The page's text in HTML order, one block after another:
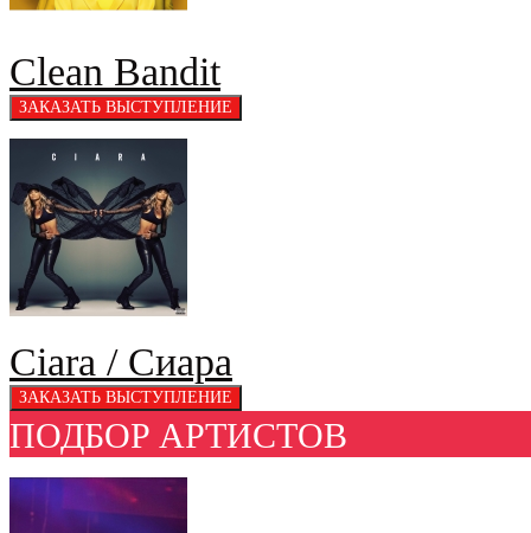
Clean Bandit
Ciara / Сиара
ПОДБОР АРТИСТОВ